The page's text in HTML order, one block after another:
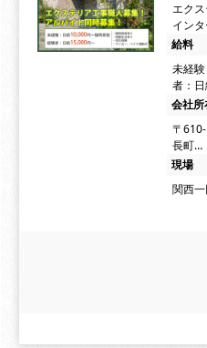
エク
イン
給料
未経
者：
会社
〒
長町…
現場
関西一